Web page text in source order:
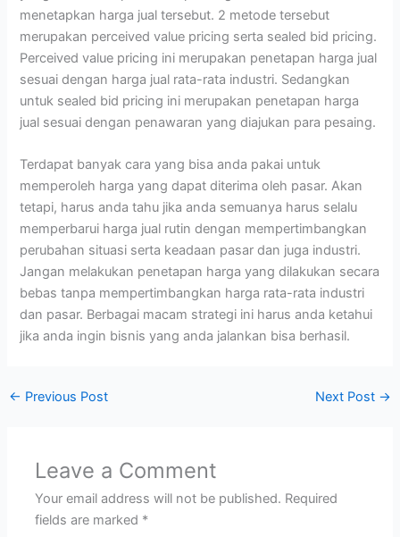
menetapkan harga jual tersebut. 2 metode tersebut
merupakan perceived value pricing serta sealed bid pricing.
Perceived value pricing ini merupakan penetapan harga jual
sesuai dengan harga jual rata-rata industri. Sedangkan
untuk sealed bid pricing ini merupakan penetapan harga
jual sesuai dengan penawaran yang diajukan para pesaing.
Terdapat banyak cara yang bisa anda pakai untuk
memperoleh harga yang dapat diterima oleh pasar. Akan
tetapi, harus anda tahu jika anda semuanya harus selalu
memperbarui harga jual rutin dengan mempertimbangkan
perubahan situasi serta keadaan pasar dan juga industri.
Jangan melakukan penetapan harga yang dilakukan secara
bebas tanpa mempertimbangkan harga rata-rata industri
dan pasar. Berbagai macam strategi ini harus anda ketahui
jika anda ingin bisnis yang anda jalankan bisa berhasil.
← Previous Post Next Post →
Leave a Comment
Your email address will not be published. Required
fields are marked *